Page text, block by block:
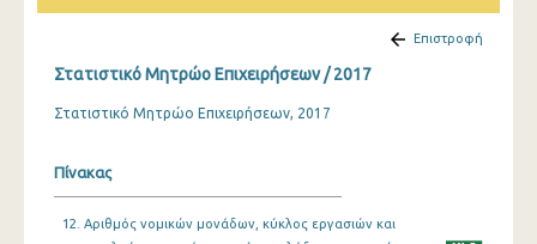
Επιστροφή
Στατιστικό Μητρώο Επιχειρήσεων / 2017
Στατιστικό Μητρώο Επιχειρήσεων, 2017
Πίνακας
12. Αριθμός νομικών μονάδων, κύκλος εργασιών και